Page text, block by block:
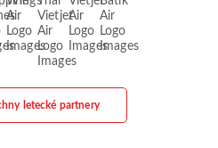
letecké partnery